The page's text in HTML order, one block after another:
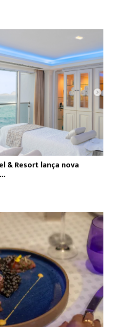
& Resort lança nova